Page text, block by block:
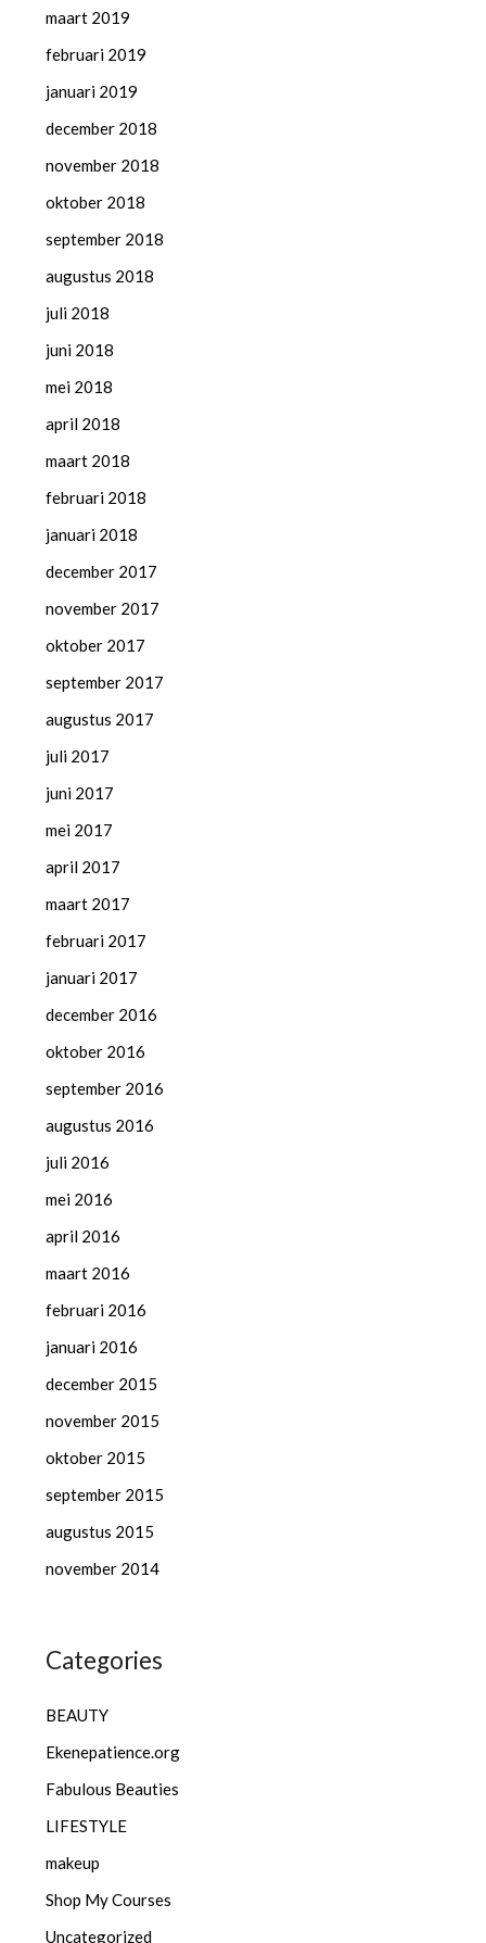
maart 2019
februari 2019
januari 2019
december 2018
november 2018
oktober 2018
september 2018
augustus 2018
juli 2018
juni 2018
mei 2018
april 2018
maart 2018
februari 2018
januari 2018
december 2017
november 2017
oktober 2017
september 2017
augustus 2017
juli 2017
juni 2017
mei 2017
april 2017
maart 2017
februari 2017
januari 2017
december 2016
oktober 2016
september 2016
augustus 2016
juli 2016
mei 2016
april 2016
maart 2016
februari 2016
januari 2016
december 2015
november 2015
oktober 2015
september 2015
augustus 2015
november 2014
Categories
BEAUTY
Ekenepatience.org
Fabulous Beauties
LIFESTYLE
makeup
Shop My Courses
Uncategorized